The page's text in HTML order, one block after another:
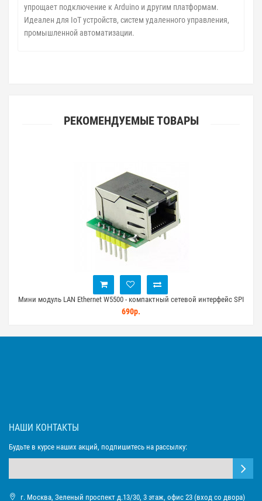
упрощает подключение к Arduino и другим платформам.
Идеален для IoT устройств, систем удаленного управления,
промышленной автоматизации.
РЕКОМЕНДУЕМЫЕ ТОВАРЫ
Мини модуль LAN Ethernet W5500 - компактный сетевой интерфейс SPI
690р.
НАШИ КОНТАКТЫ
Будьте в курсе наших акций, подпишитесь на рассылку:
г. Москва, Зеленый проспект д.13/30, 3 этаж, офис 23 (вход со двора)